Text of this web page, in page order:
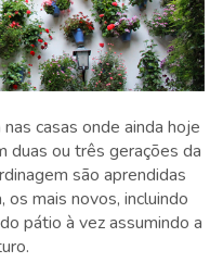
casas onde ainda hoje
duas ou três gerações da
são aprendidas
mais novos, incluindo
pátio à vez assumindo a